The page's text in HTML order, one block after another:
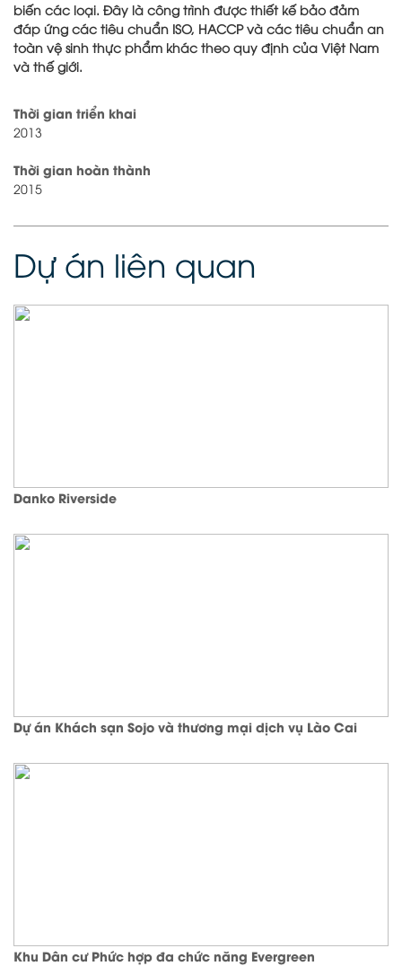
biến các loại. Đây là công trình được thiết kế bảo đảm
đáp ứng các tiêu chuẩn ISO, HACCP và các tiêu chuẩn an
toàn vệ sinh thực phẩm khác theo quy định của Việt Nam
và thế giới.
Thời gian triển khai
2013
Thời gian hoàn thành
2015
Dự án liên quan
Danko Riverside
Dự án Khách sạn Sojo và thương mại dịch vụ Lào Cai
Khu Dân cư Phức hợp đa chức năng Evergreen